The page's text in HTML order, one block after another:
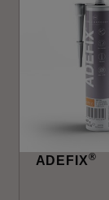
ADEFIX®